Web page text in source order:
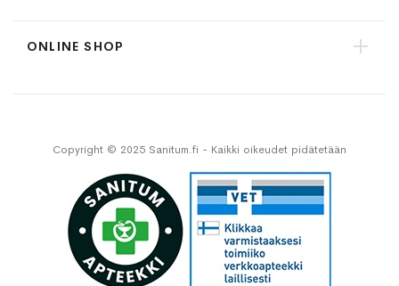
ONLINE SHOP
Copyright © 2025 Sanitum.fi - Kaikki oikeudet pidätetään